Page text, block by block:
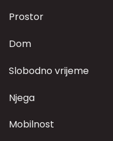
Prostor
Dom
Slobodno vrijeme
Njega
Mobilnost